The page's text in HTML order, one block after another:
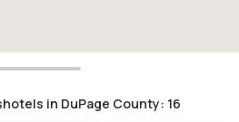
in DuPage County: 16